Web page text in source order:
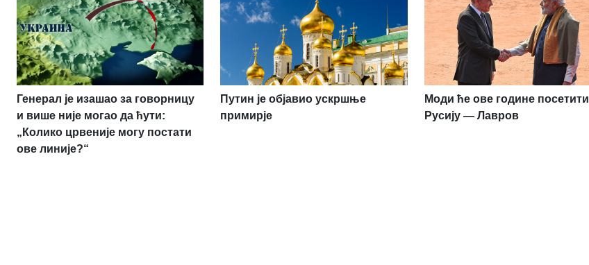
Генерал је изашао за говорницу
и више није могао да ћути:
„Колико црвеније могу постати
ове линије?“
Путин је објавио ускршње
примирје
Моди ће ове године посетити
Русију — Лавров